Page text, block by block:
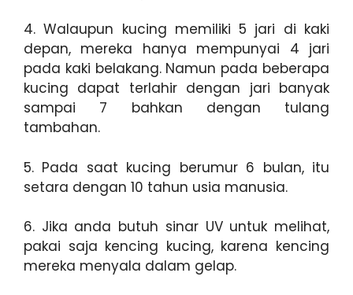
4. Walaupun kucing memiliki 5 jari di kaki
depan, mereka hanya mempunyai 4 jari
pada kaki belakang. Namun pada beberapa
kucing dapat terlahir dengan jari banyak
sampai 7 bahkan dengan tulang
tambahan.
5. Pada saat kucing berumur 6 bulan, itu
setara dengan 10 tahun usia manusia.
6. Jika anda butuh sinar UV untuk melihat,
pakai saja kencing kucing, karena kencing
mereka menyala dalam gelap.